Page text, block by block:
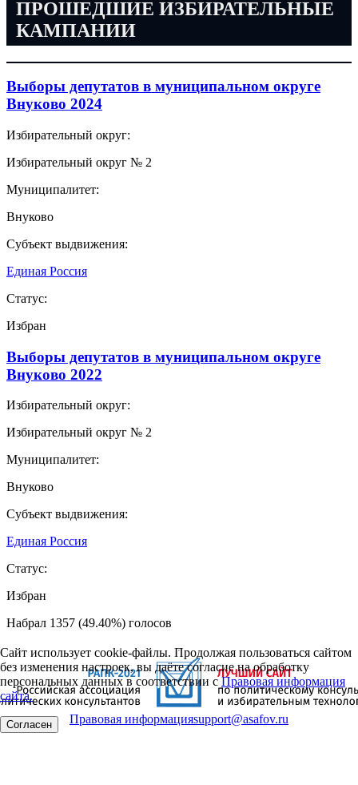
ПРОШЕДШИЕ ИЗБИРАТЕЛЬНЫЕ
КАМПАНИИ
Выборы депутатов в муниципальном округе
Внуково 2024
Избирательный округ:
Избирательный округ № 2
Муниципалитет:
Внуково
Субъект выдвижения:
Единая Россия
Статус:
Избран
Выборы депутатов в муниципальном округе
Внуково 2022
Избирательный округ:
Избирательный округ № 2
Муниципалитет:
Внуково
Субъект выдвижения:
Единая Россия
Статус:
Избран
Набрал 1357 (49.40%) голосов
Сайт использует cookie-файлы. Продолжая пользоваться сайтом
без изменения настроек, вы даёте согласие на обработку
персональных данных в соответствии сПравовая информация
сайта.
Согласен Правовая информацияsupport@asafov.ru